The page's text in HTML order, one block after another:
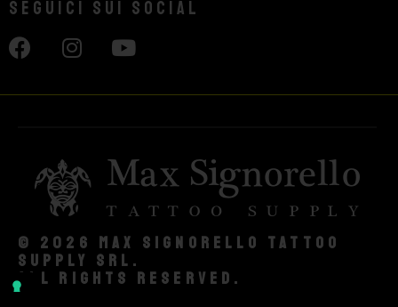
Seguici sui social
© 2026 Max Signorello Tattoo
supply srl.
All rights reserved.